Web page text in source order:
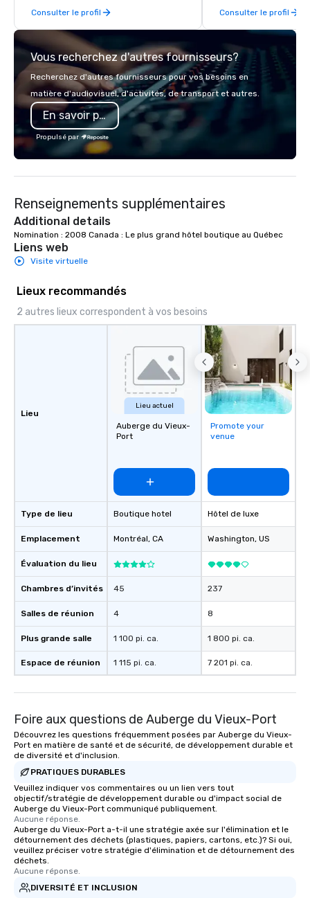
Consulter le profil Consulter le profil
Vous recherchez d'autres fournisseurs?
Recherchez d'autres fournisseurs pour vos besoins en
matière d'audiovisuel, d'activités, de transport et autres.
En savoir plus
Propulsé par
Renseignements supplémentaires
Additional details
Nomination : 2008 Canada : Le plus grand hôtel boutique au Québec
Liens web
Visite virtuelle
Lieux recommandés
2 autres lieux correspondent à vos besoins
Lieu
Type de lieu
Emplacement
Évaluation du lieu
Chambres d’invités
Salles de réunion
Plus grande salle
Espace de réunion
Lieu actuel
Auberge du Vieux-
Port
Boutique hotel
Montréal, CA
45
4
1 100 pi. ca.
1 115 pi. ca.
Promote your
venue
Hôtel de luxe
Washington, US
237
8
1 800 pi. ca.
7 201 pi. ca.
Foire aux questions de Auberge du Vieux-Port
Découvrez les questions fréquemment posées par Auberge du Vieux-
Port en matière de santé et de sécurité, de développement durable et
de diversité et d'inclusion.
PRATIQUES DURABLES
Veuillez indiquer vos commentaires ou un lien vers tout
objectif/stratégie de développement durable ou d'impact social de
Auberge du Vieux-Port communiqué publiquement.
Aucune réponse.
Auberge du Vieux-Port a-t-il une stratégie axée sur l'élimination et le
détournement des déchets (plastiques, papiers, cartons, etc.)? Si oui,
veuillez préciser votre stratégie d'élimination et de détournement des
déchets.
Aucune réponse.
DIVERSITÉ ET INCLUSION